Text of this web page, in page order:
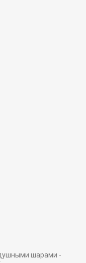
шарами -